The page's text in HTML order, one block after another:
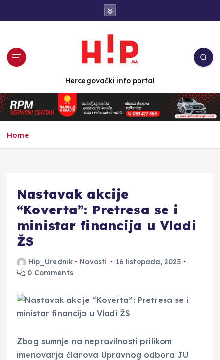
n
t
e
Hercegovački info portal
Home
Nastavak akcije
“Koverta”: Pretresa se i
ministar financija u Vladi
ŽS
Hip_Urednik Novosti
16 listopada, 2025
0 Comments
Zbog sumnje na nepravilnosti prilikom
imenovanja članova Upravnog odbora JU